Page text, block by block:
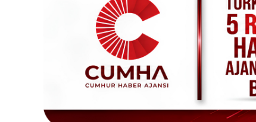
Sivil Toplum Kuruluşları
Kamu Kurumları ve Üst Kurullar
Resmi Reklamlar